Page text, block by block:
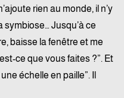
rien au monde, il n’y
symbiose… Jusqu’à ce
baisse la fenêtre et me
ce que vous faites ?”. Et
échelle en paille”. Il